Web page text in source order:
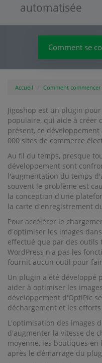
automatisée
Comment se
Accueil Comment commencer
Jigoshop est un plugin
populaire, qui aide à créer
présent, ce
000 sites de commerce
Au fil du temps, presque
développement sont
l'augmentation du temps
souvent le problème est
la conception d'une
la carte d'enregistrement
Pour accélérer le
d'optimiser les images
effectué que par des outils
WordPress n'a pas les
fournit aucun outil pour
Un plugin a été développé
aider à optimiser les
développement d'OptiPic
déchargement et les
L'optimisation des images
d'augmenter la vitesse de
moyenne, les boutiques en
après le démarrage du